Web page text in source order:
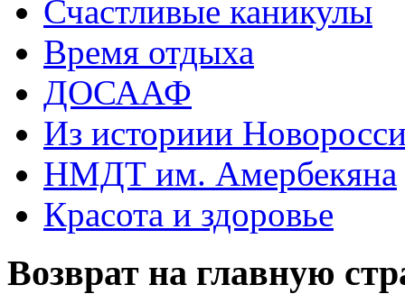
Счастливые каникулы
Время отдыха
ДОСААФ
Из историии
НМДТ им. Амербекяна
Красота и здоровье
Возврат на главную